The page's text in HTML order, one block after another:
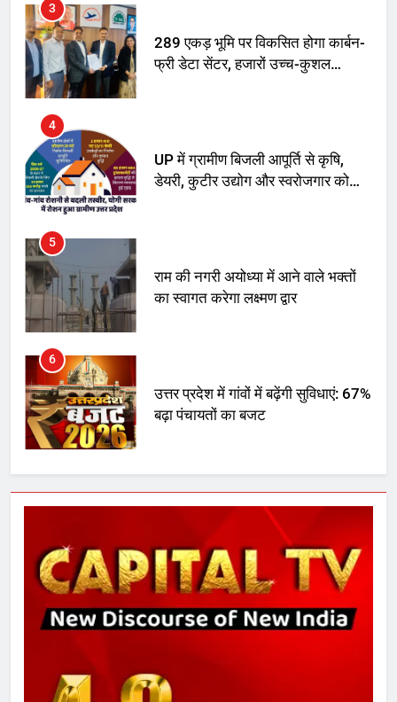
3
289 एकड़ भूमि पर विकसित होगा कार्बन-
फ्री डेटा सेंटर, हजारों उच्च-कुशल
4
UP में ग्रामीण बिजली आपूर्ति से कृषि,
डेयरी, कुटीर उद्योग और स्वरोजगार को
5
राम की नगरी अयोध्या में आने वाले भक्तों
का स्वागत करेगा लक्ष्मण द्वार
6
उत्तर प्रदेश में गांवों में बढ़ेंगी सुविधाएं: 67%
बढ़ा पंचायतों का बजट
7
गाजा युद्धविराम को लेकर बड़ी खबरें
8
चुनाव से पहले लालू परिवार पर बड़ा झटका,
तय किए